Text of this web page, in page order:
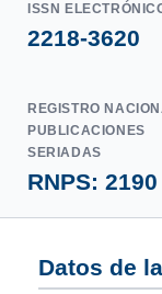
ISSN
2218-3620
REGISTRO
PUBLICACIONES
SERIADAS
RNPS: 2190
Datos de